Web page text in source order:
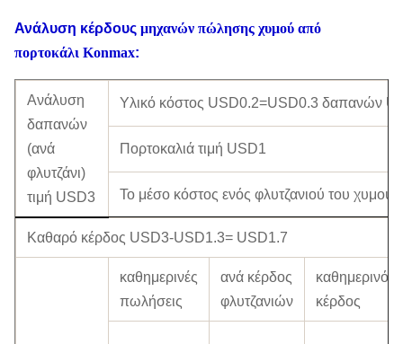
Ανάλυση κέρδους μηχανών πώλησης χυμού από
πορτοκάλι Konmax:
Ανάλυση
δαπανών
(ανά
φλυτζάνι)
τιμή USD3
Υλικό κόστος USD0.2=USD0.3 δαπανών
Πορτοκαλιά τιμή USD1
Το μέσο κόστος ενός φλυτζανιού του χυμού:
Καθαρό κέρδος USD3-USD1.3= USD1.7
καθημερινές
πωλήσεις
ανά κέρδος
φλυτζανιών
καθημερινό
κέρδος